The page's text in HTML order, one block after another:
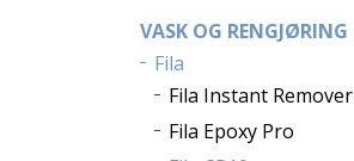
VASK OG RENGJØRING
Fila
Fila Instant Remover
Fila Epoxy Pro